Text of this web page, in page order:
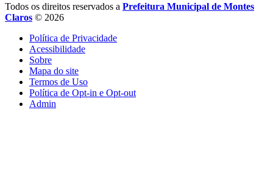
Todos os direitos reservados a Prefeitura Municipal de Montes
Claros © 2026
Política de Privacidade
Acessibilidade
Sobre
Mapa do site
Termos de Uso
Política de Opt-in e Opt-out
Admin